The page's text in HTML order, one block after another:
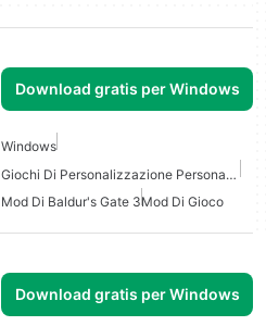
Download gratis per Windows
Windows
Giochi Di Personalizzazione Personaggio Per Windows
Mod Di Baldur's Gate 3Mod Di Gioco
Download gratis per Windows